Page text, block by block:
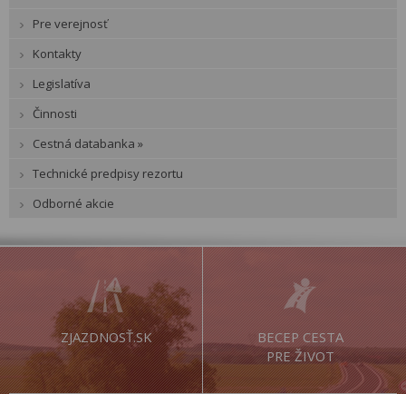
Pre verejnosť
Kontakty
Legislatíva
Činnosti
Cestná databanka »
Technické predpisy rezortu
Odborné akcie
ZJAZDNOSŤ.SK
BECEP CESTA
PRE ŽIVOT